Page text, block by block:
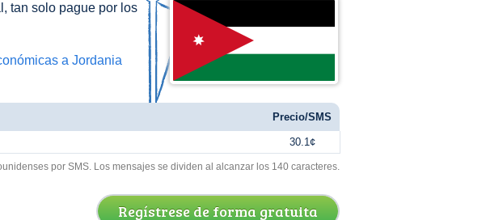
tan solo pague por los
a Jordania
Precio/SMS
30.1¢
por SMS. Los mensajes se dividen al alcanzar los 140 caracteres.
Regístrese de forma gratuita